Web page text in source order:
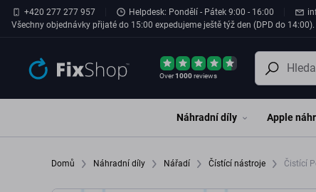
Přeskočit na hlavní obsah
+420 277 277 957 Helpdesk: Pondělí - Pátek 9:00 - 16:00
Všechny objednávky přijaté do 15:00 expedujeme ještě týž den (DPD do
Over1000reviews
Náhradní díly Apple
Domů Náhradní díly Nářadí Čístící nástroje Čistící